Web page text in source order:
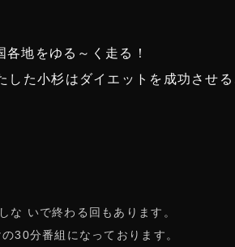
地をゆる～く走る！
た小杉はダイエットを成功させ
な いで終わる回もあります。
30分番組になっております。